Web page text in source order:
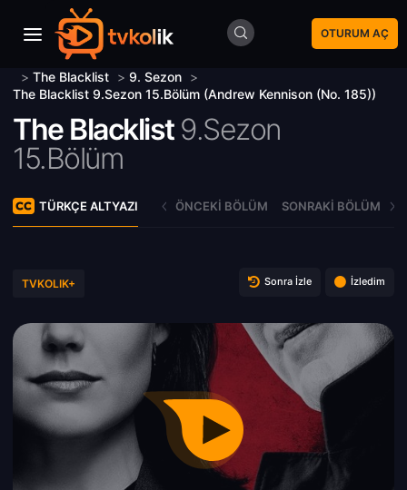
OTURUM AÇ
> The Blacklist > 9. Sezon >
The Blacklist 9.Sezon 15.Bölüm (Andrew Kennison (No. 185))
The Blacklist 9.Sezon
15.Bölüm
TÜRKÇE ALTYAZI ÖNCEKI BÖLÜM SONRAKI BÖLÜM
TVKOLIK+ Sonra İzle İzledim